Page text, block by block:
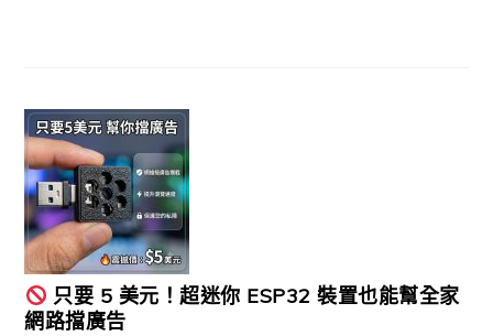
只要 5 美元！超迷你 ESP32 裝置也能幫全家
網路擋廣告